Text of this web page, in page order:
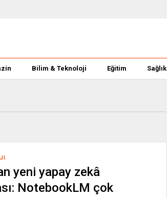
Bilim & Teknoloji Eğitim Sağlık
yeni yapay zekâ
NotebookLM çok